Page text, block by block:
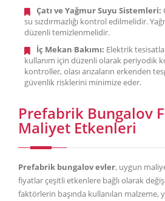
Çatı ve Yağmur Suyu Sistemleri:
su sızdırmazlığı kontrol edilmelidir.
düzenli temizlenmelidir.
İç Mekan Bakımı: Elektrik
kullanım için düzenli olarak periyodik
kontroller, olası arızaların erkenden
güvenlik risklerini minimize eder.
Prefabrik Bungalov
Maliyet Etkenleri
Prefabrik bungalov evler, uygun
fiyatlar çeşitli etkenlere bağlı olarak
faktörlerin başında kullanılan malzeme,